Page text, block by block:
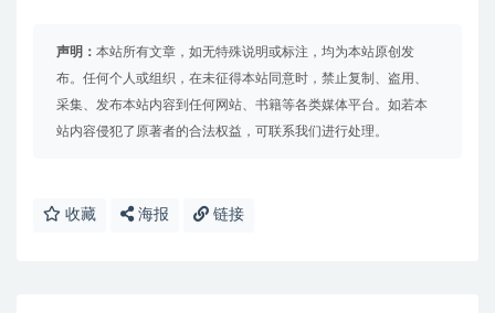
声明： 本站所有文章，如无特殊说明或标注，均为本站原创发
布。任何个人或组织，在未征得本站同意时，禁止复制、盗用、
采集、发布本站内容到任何网站、书籍等各类媒体平台。如若本
站内容侵犯了原著者的合法权益，可联系我们进行处理。
收藏 海报 链接